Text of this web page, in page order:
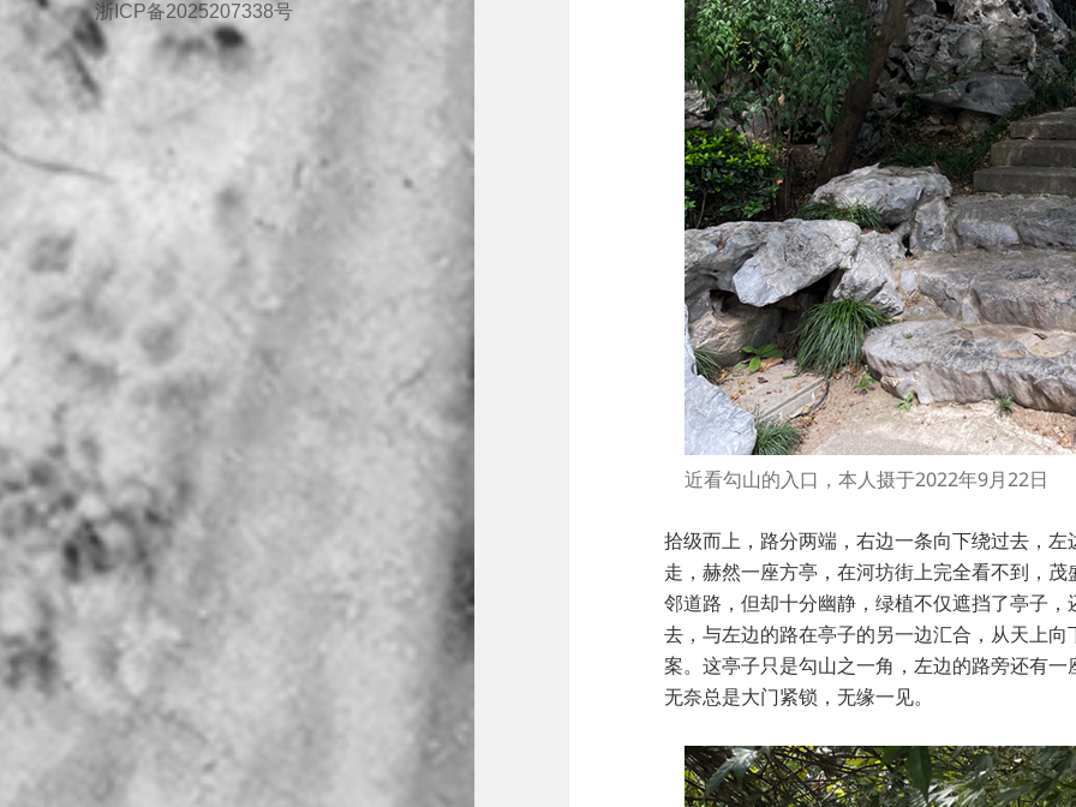
浙ICP备2025207338号
近看勾山的入口，本人摄于2022年9月22日
拾级而上，路分两端，右边一条向下绕过去，
走，赫然一座方亭，在河坊街上完全看不到，
邻道路，但却十分幽静，绿植不仅遮挡了亭子，
去，与左边的路在亭子的另一边汇合，从天上
案。这亭子只是勾山之一角，左边的路旁还有
无奈总是大门紧锁，无缘一见。